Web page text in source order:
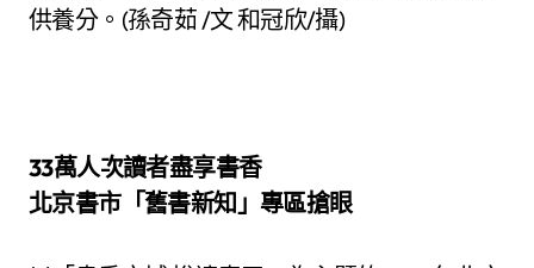
供養分。(孫奇茹 /文 和冠欣/攝)
33萬人次讀者盡享書香
北京書市「舊書新知」專區搶眼